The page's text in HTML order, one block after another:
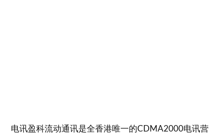
电讯盈科流动通讯是全香港唯一的CDMA2000电讯营